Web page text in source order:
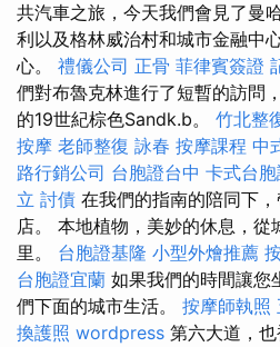
共汽車之旅，今天我們會見了曼
利以及格林威治村和城市金融中
心。 禮儀公司 正骨 菲律賓簽證
們對布魯克林進行了短暫的訪問
的19世紀棕色Sandk.b。 竹北整
按摩 老師整復 詠春 按摩課程 中
路行銷公司 台胞證台中 卡式台胞
立 討債 在我們的指南的陪同下
店。 本地植物，美妙的休息，
里。 台胞證基隆 小型外燴推薦
台胞證宜蘭 如果我們的時間讓您
們下面的城市生活。 按摩師執照
換護照 wordpress 第六大道，